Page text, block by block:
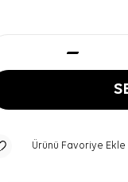
Ürünü Favoriye Ekle